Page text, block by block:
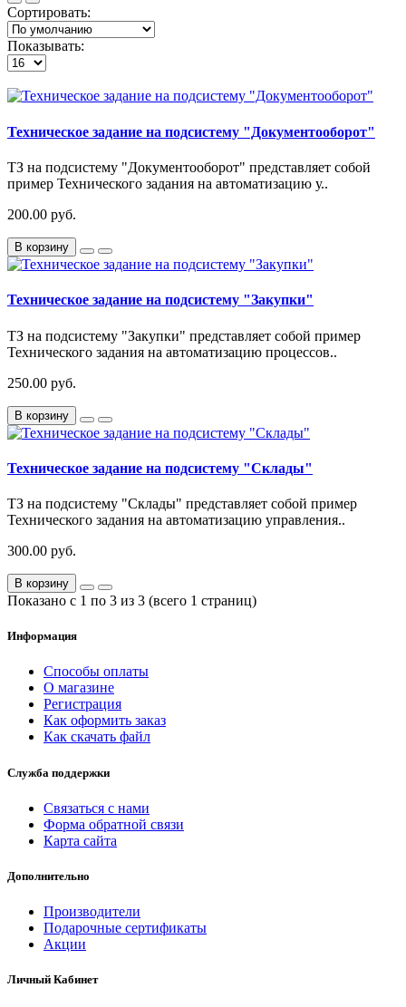
Сортировать:
Показывать:
Техническое задание на подсистему "Документооборот"
ТЗ на подсистему "Документооборот" представляет собой
пример Технического задания на автоматизацию у..
200.00 руб.
В корзину
Техническое задание на подсистему "Закупки"
ТЗ на подсистему "Закупки" представляет собой пример
Технического задания на автоматизацию процессов..
250.00 руб.
В корзину
Техническое задание на подсистему "Склады"
ТЗ на подсистему "Склады" представляет собой пример
Технического задания на автоматизацию управления..
300.00 руб.
В корзину
Показано с 1 по 3 из 3 (всего 1 страниц)
Информация
Способы оплаты
О магазине
Регистрация
Как оформить заказ
Как скачать файл
Служба поддержки
Связаться с нами
Форма обратной связи
Карта сайта
Дополнительно
Производители
Подарочные сертификаты
Акции
Личный Кабинет